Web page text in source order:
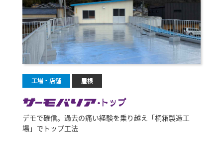
工場・店舗 屋根
デモで確信。過去の痛い経験を乗り越え「桐箱製造工
場」でトップ工法